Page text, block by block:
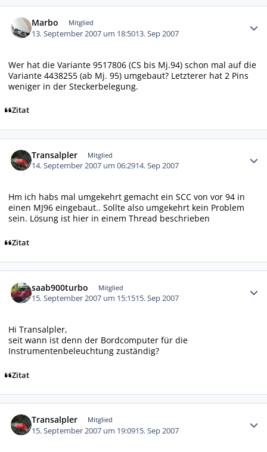
Marbo Mitglied
13. September 2007 um 18:5013. Sep 2007
Wer hat die Variante 9517806 (CS bis Mj.94) schon mal auf die
Variante 4438255 (ab Mj. 95) umgebaut? Letzterer hat 2 Pins
weniger in der Steckerbelegung.
Zitat
Transalpler Mitglied
14. September 2007 um 06:2914. Sep 2007
Hm ich habs mal umgekehrt gemacht ein SCC von vor 94 in
einen MJ96 eingebaut.. Sollte also umgekehrt kein Problem
sein. Lösung ist hier in einem Thread beschrieben
Zitat
saab900turbo Mitglied
15. September 2007 um 15:1515. Sep 2007
Hi Transalpler,
seit wann ist denn der Bordcomputer für die
Instrumentenbeleuchtung zuständig?
Zitat
Transalpler Mitglied
15. September 2007 um 19:0915. Sep 2007